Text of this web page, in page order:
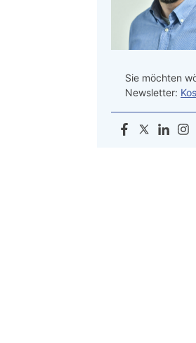
Sie möchten
Newsletter: